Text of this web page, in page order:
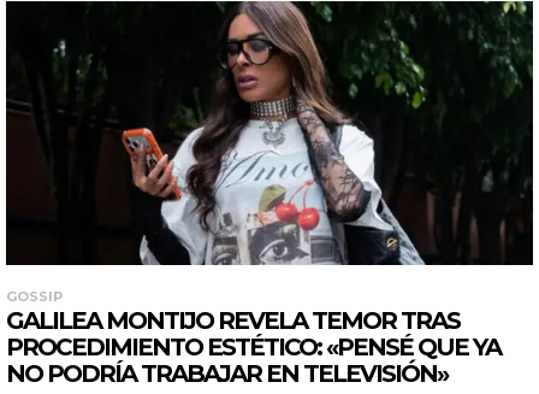
GOSSIP
GALILEA MONTIJO REVELA TEMOR TRAS
PROCEDIMIENTO ESTÉTICO: «PENSÉ QUE YA
NO PODRÍA TRABAJAR EN TELEVISIÓN»